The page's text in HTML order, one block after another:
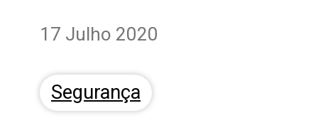
17 Julho 2020
Segurança